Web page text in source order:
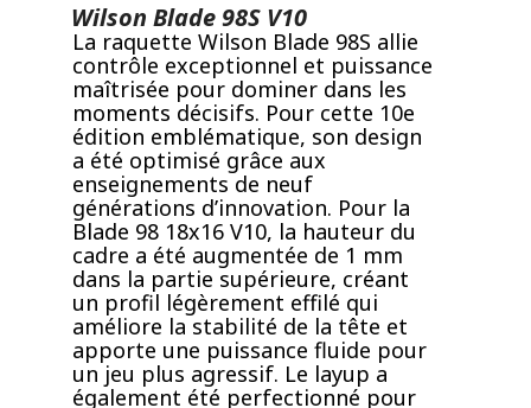
Wilson Blade 98S V10
La raquette Wilson Blade 98S allie
contrôle exceptionnel et puissance
maîtrisée pour dominer dans les
moments décisifs. Pour cette 10e
édition emblématique, son design
a été optimisé grâce aux
enseignements de neuf
générations d’innovation. Pour la
Blade 98 18x16 V10, la hauteur du
cadre a été augmentée de 1 mm
dans la partie supérieure, créant
un profil légèrement effilé qui
améliore la stabilité de la tête et
apporte une puissance fluide pour
un jeu plus agressif. Le layup a
également été perfectionné pour